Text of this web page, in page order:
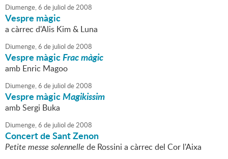
Diumenge,6 de juliol de2008
Vespre màgic
a càrrec d'Alis Kim & Luna
Diumenge,6 de juliol de2008
Vespre màgicFrac màgic
amb Enric Magoo
Diumenge,6 de juliol de2008
Vespre màgicMagikissim
amb Sergi Buka
Diumenge,6 de juliol de2008
Concert de Sant Zenon
Petite messe solennelle de Rossini a càrrec del Cor l'Aixa